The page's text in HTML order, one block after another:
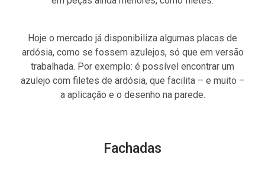
Hoje o mercado já disponibiliza algumas placas de
ardósia, como se fossem azulejos, só que em versão
trabalhada. Por exemplo: é possível encontrar um
azulejo com filetes de ardósia, que facilita – e muito –
a aplicação e o desenho na parede.
Fachadas